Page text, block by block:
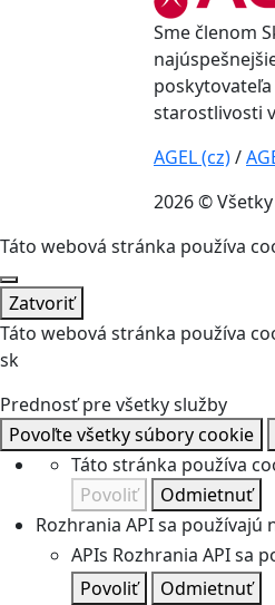
Sme členom
starostlivosti
AGEL (cz)/
2026 ©
Táto webová stránka používa
Zatvoriť
Táto webová stránka používa
sk
Prednosť pre všetky služby
Povoľte všetky súbory cookie
Táto stránka používa
Povoliť
Odmietnuť
Rozhrania API sa používajú
APIs Rozhrania API sa
Povoliť
Odmietnuť